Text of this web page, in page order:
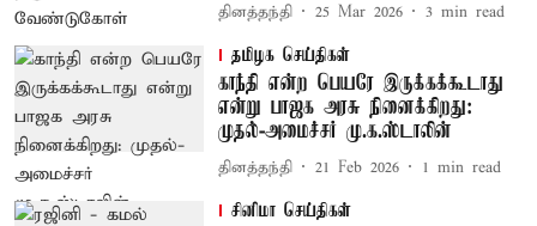
தினத்தந்தி 25 Mar 2026 3 min read
தமிழக செய்திகள்
காந்தி என்ற பெயரே இருக்கக்கூடாது
என்று பாஜக அரசு நினைக்கிறது:
முதல்-அமைச்சர் மு.க.ஸ்டாலின்
தினத்தந்தி 21 Feb 2026 1 min read
சினிமா செய்திகள்